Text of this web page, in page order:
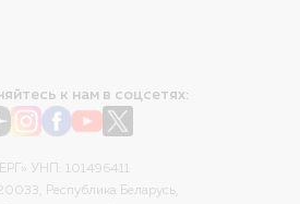
к нам в соцсетях:
УНП: 101496411
Республика Беларусь,